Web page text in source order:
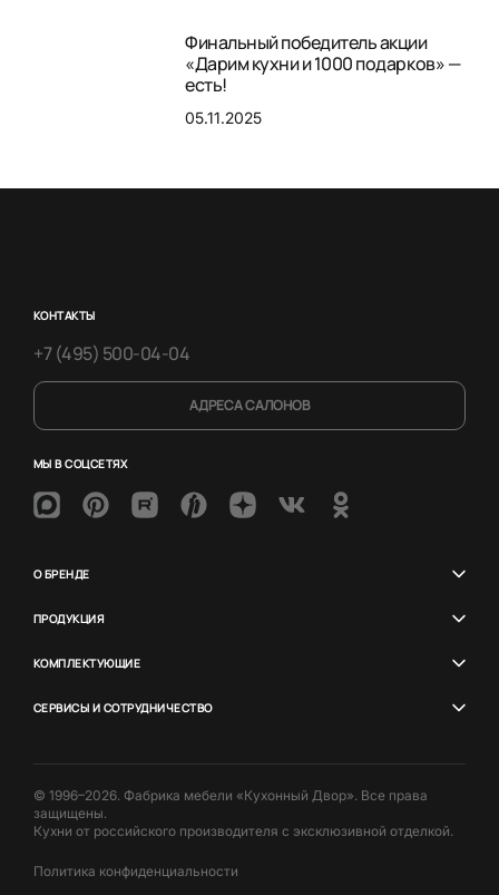
Финальный победитель акции
«Дарим кухни и 1000 подарков» —
есть!
05.11.2025
КОНТАКТЫ
+7 (495) 500-04-04
АДРЕСА САЛОНОВ
МЫ В СОЦСЕТЯХ
О БРЕНДЕ
ПРОДУКЦИЯ
КОМПЛЕКТУЮЩИЕ
СЕРВИСЫ И СОТРУДНИЧЕСТВО
© 1996–2026. Фабрика мебели «Кухонный Двор». Все права
защищены.
Кухни от российского производителя с эксклюзивной отделкой.
Политика конфиденциальности